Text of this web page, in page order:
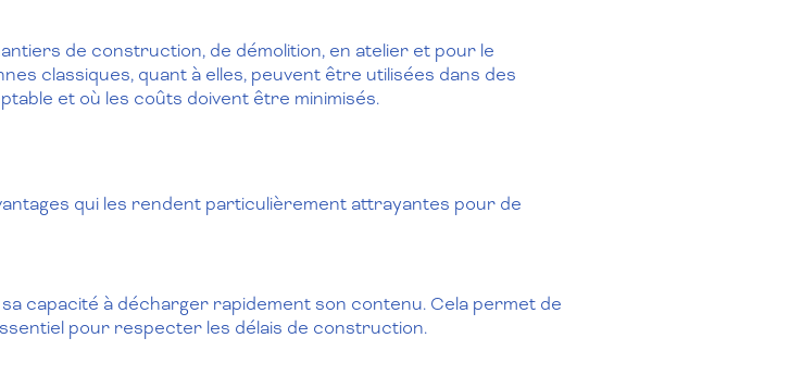
de construction, de démolition, en atelier et pour le
classiques, quant à elles, peuvent être utilisées dans des
et où les coûts doivent être minimisés.
qui les rendent particulièrement attrayantes pour de
capacité à décharger rapidement son contenu. Cela permet de
pour respecter les délais de construction.